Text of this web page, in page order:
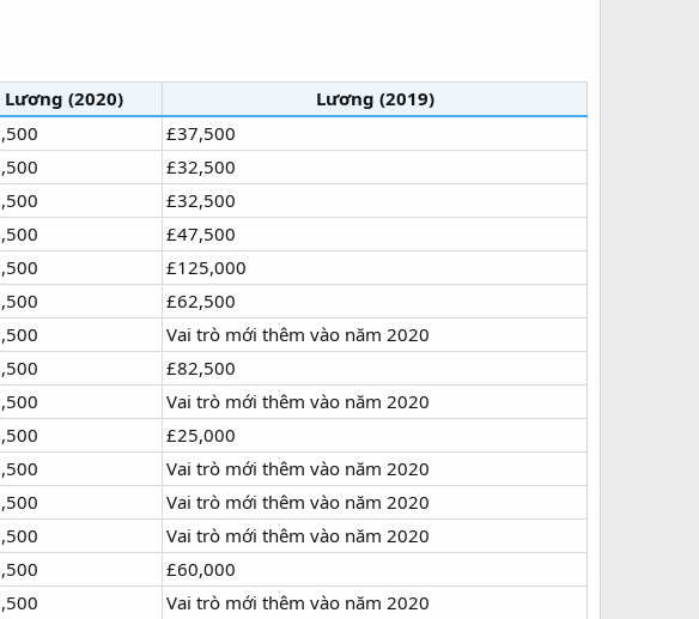
Lương (2020)
Lương (2019)
£37,500
£32,500
£32,500
£47,500
£125,000
£62,500
Vai trò mới thêm vào năm 2020
£82,500
Vai trò mới thêm vào năm 2020
£25,000
Vai trò mới thêm vào năm 2020
Vai trò mới thêm vào năm 2020
Vai trò mới thêm vào năm 2020
£60,000
Vai trò mới thêm vào năm 2020